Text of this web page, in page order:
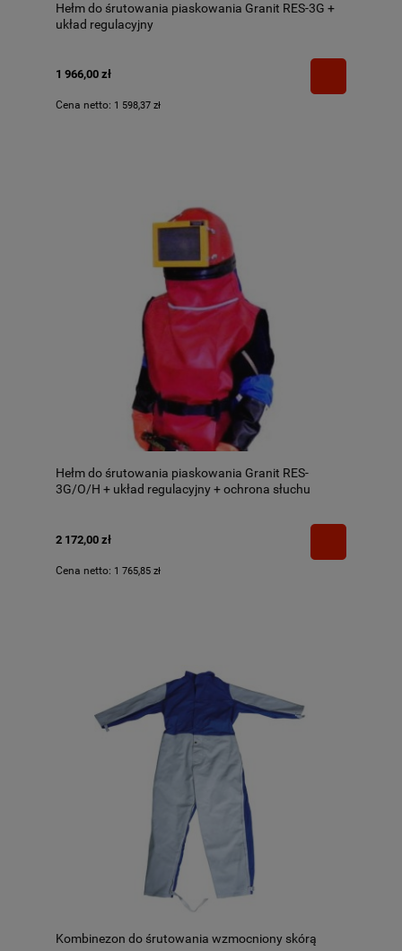
Hełm do śrutowania piaskowania Granit RES-3G +
układ regulacyjny
1 966,00 zł
Cena netto: 1 598,37 zł
Hełm do śrutowania piaskowania Granit RES-
3G/O/H + układ regulacyjny + ochrona słuchu
2 172,00 zł
Cena netto: 1 765,85 zł
Kombinezon do śrutowania wzmocniony skórą